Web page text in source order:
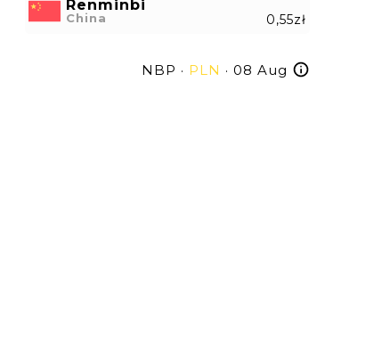
Renminbi
China 0,55zł
NBP · PLN · 08 Aug